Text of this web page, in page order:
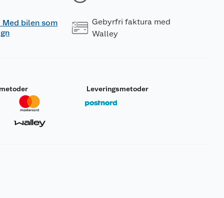
Med bilen som
Gebyrfri faktura med
Walley
Leveringsmetoder